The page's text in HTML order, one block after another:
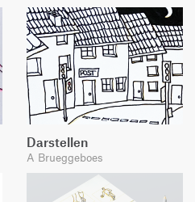
Darstellen
A Brueggeboes